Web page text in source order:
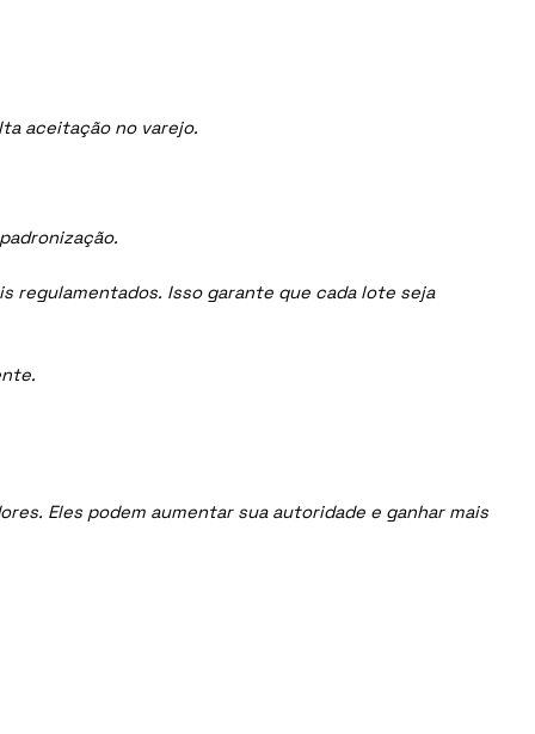
aceitação no varejo.
Isso garante que cada lote seja
Eles podem aumentar sua autoridade e ganhar mais